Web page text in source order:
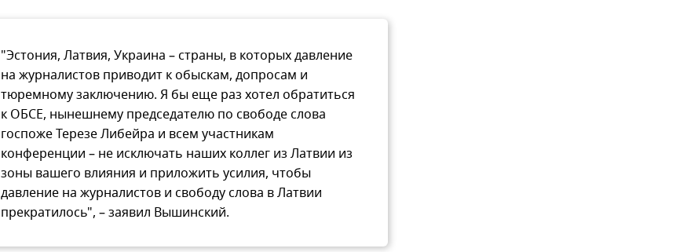
"Эстония, Латвия, Украина – страны, в которых давление
на журналистов приводит к обыскам, допросам и
тюремному заключению. Я бы еще раз хотел обратиться
к ОБСЕ, нынешнему председателю по свободе слова
госпоже Терезе Либейра и всем участникам
конференции – не исключать наших коллег из Латвии из
зоны вашего влияния и приложить усилия, чтобы
давление на журналистов и свободу слова в Латвии
прекратилось", – заявил Вышинский.